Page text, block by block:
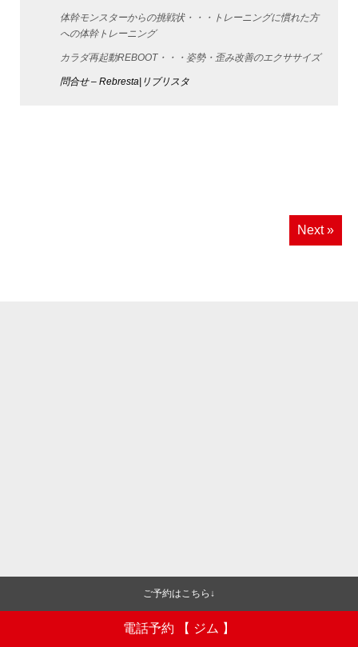
体幹モンスターからの挑戦状・・・トレーニングに慣れた方
への体幹トレーニング
カラダ再起動REBOOT・・・姿勢・歪み改善のエクササイズ
問合せ – Rebresta|リブリスタ
Next »
ご予約はこちら↓
電話予約 【 ジム 】